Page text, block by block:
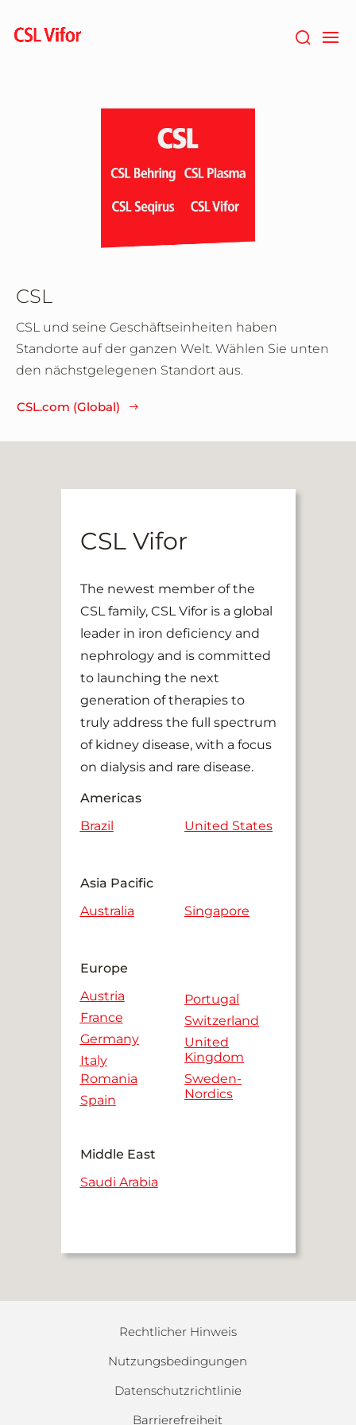
springen
CSL
CSL und seine Geschäftseinheiten haben
Standorte auf der ganzen Welt. Wählen Sie unten
den nächstgelegenen Standort aus.
CSL.com (Global)
CSL Vifor
The newest member of the
CSL family, CSL Vifor is a global
leader in iron deficiency and
nephrology and is committed
to launching the next
generation of therapies to
truly address the full spectrum
of kidney disease, with a focus
on dialysis and rare disease.
Americas
Brazil
United States
Asia Pacific
Australia
Singapore
Europe
Austria
France
Germany
Italy
Portugal
Switzerland
United
Kingdom
Romania
Spain
Sweden-
Nordics
Middle East
Saudi Arabia
Rechtlicher Hinweis
Nutzungsbedingungen
Datenschutzrichtlinie
Barrierefreiheit